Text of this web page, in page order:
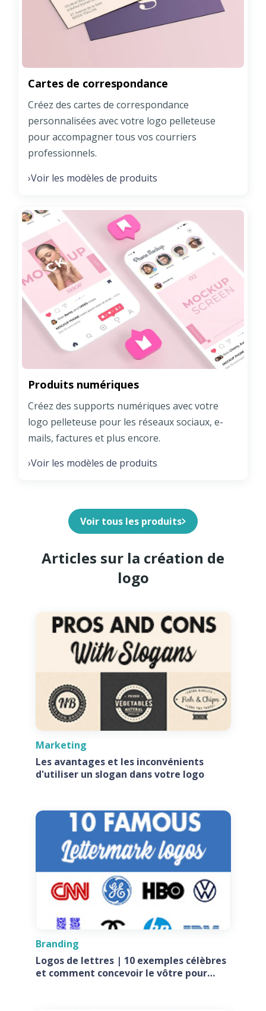
Cartes de correspondance
Créez des cartes de correspondance
personnalisées avec votre logo pelleteuse
pour accompagner tous vos courriers
professionnels.
›Voir les modèles de produits
Produits numériques
Créez des supports numériques avec votre
logo pelleteuse pour les réseaux sociaux, e-
mails, factures et plus encore.
›Voir les modèles de produits
Voir tous les produits
Articles sur la création de
logo
Marketing
Les avantages et les inconvénients
d'utiliser un slogan dans votre logo
Branding
Logos de lettres | 10 exemples célèbres
et comment concevoir le vôtre pour